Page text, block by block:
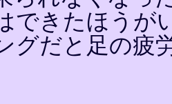
できたほうが
グだと足の疲